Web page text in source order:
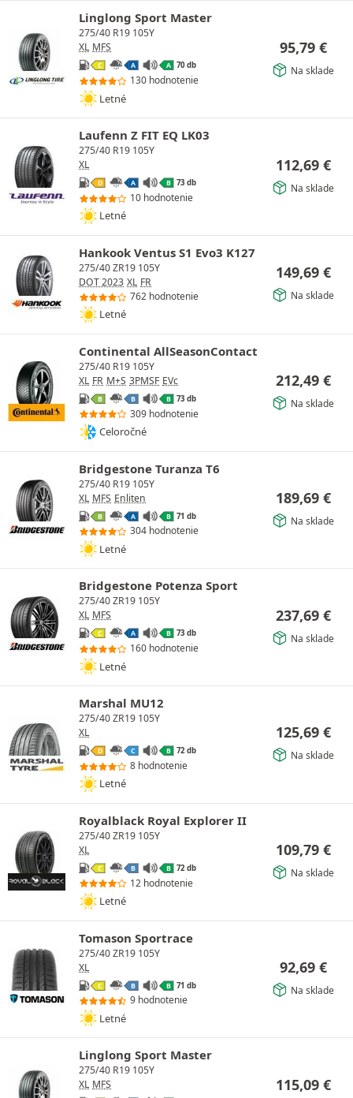
Linglong Sport Master
275/40 R19 105Y
XL MFS
C A A 70 db
130 hodnotenie
Letné
95,79 €
Na sklade
Laufenn Z FIT EQ LK03
275/40 R19 105Y
XL
D A B 73 db
10 hodnotenie
Letné
112,69 €
Na sklade
Hankook Ventus S1 Evo3 K127
275/40 ZR19 105Y
DOT 2023 XL FR
762 hodnotenie
Letné
149,69 €
Na sklade
Continental AllSeasonContact
275/40 R19 105Y
XL FR M+S 3PMSF EVc
B B B 73 db
309 hodnotenie
Celoročné
212,49 €
Na sklade
Bridgestone Turanza T6
275/40 R19 105Y
XL MFS Enliten
B A B 71 db
304 hodnotenie
Letné
189,69 €
Na sklade
Bridgestone Potenza Sport
275/40 ZR19 105Y
XL MFS
C A B 73 db
160 hodnotenie
Letné
237,69 €
Na sklade
Marshal MU12
275/40 ZR19 105Y
XL
D C B 72 db
8 hodnotenie
Letné
125,69 €
Na sklade
Royalblack Royal Explorer II
275/40 ZR19 105Y
XL
C B B 72 db
12 hodnotenie
Letné
109,79 €
Na sklade
Tomason Sportrace
275/40 ZR19 105Y
XL
C B B 71 db
9 hodnotenie
Letné
92,69 €
Na sklade
Linglong Sport Master
275/40 R19 105Y
XL MFS 115,09 €